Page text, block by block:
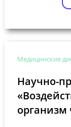
Медицинские
Научно-
организм